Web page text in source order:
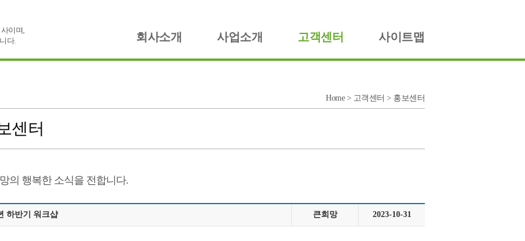
이며,
다.
회사소개 사업소개 고객센터 사이트맵
Home > 고객센터 > 홍보센터
센터
의 행복한 소식을 전합니다.
하반기 워크샵 큰희망 2023-10-31